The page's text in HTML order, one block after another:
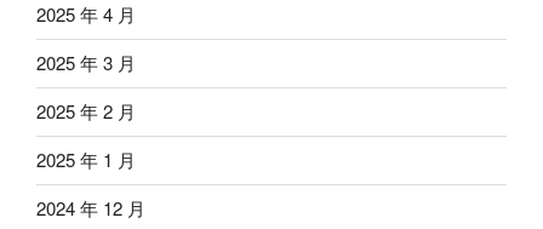
2025 年 4 月
2025 年 3 月
2025 年 2 月
2025 年 1 月
2024 年 12 月